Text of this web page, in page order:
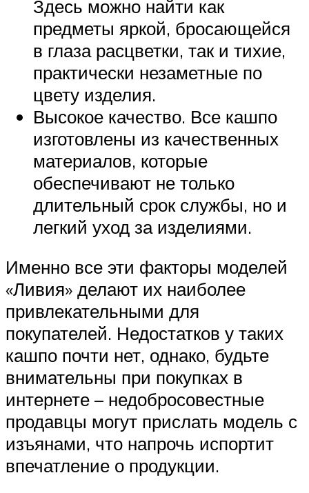
Здесь можно найти как
предметы яркой, бросающейся
в глаза расцветки, так и тихие,
практически незаметные по
цвету изделия.
Высокое качество. Все кашпо
изготовлены из качественных
материалов, которые
обеспечивают не только
длительный срок службы, но и
легкий уход за изделиями.
Именно все эти факторы моделей
«Ливия» делают их наиболее
привлекательными для
покупателей. Недостатков у таких
кашпо почти нет, однако, будьте
внимательны при покупках в
интернете – недобросовестные
продавцы могут прислать модель с
изъянами, что напрочь испортит
впечатление о продукции.